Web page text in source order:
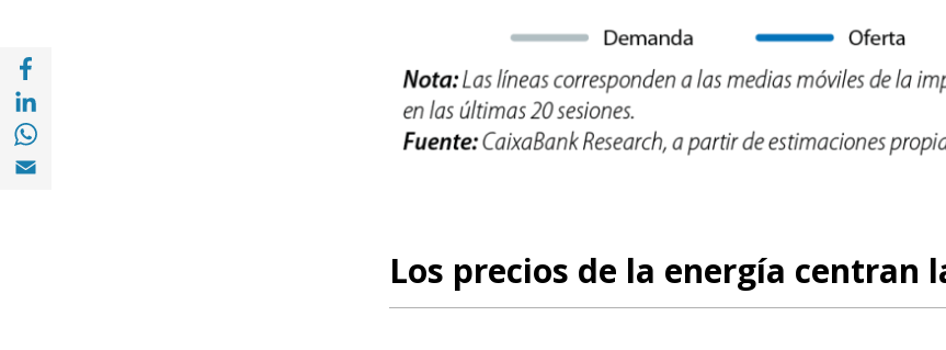
Compartir en with Linkedin (opens in a new window)
Compartir en with Whatsapp (opens in a new window)
Compartir en Email (opens in a new window)
Los precios de la energía centran